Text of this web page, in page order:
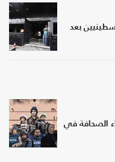
بعد
الصحافة في